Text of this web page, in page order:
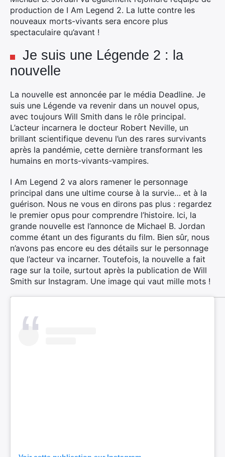
production de I Am Legend 2. La lutte contre les
nouveaux morts-vivants sera encore plus
spectaculaire qu’avant !
Je suis une Légende 2 : la
nouvelle
La nouvelle est annoncée par le média Deadline. Je
suis une Légende va revenir dans un nouvel opus,
avec toujours Will Smith dans le rôle principal.
L’acteur incarnera le docteur Robert Neville, un
brillant scientifique devenu l’un des rares survivants
après la pandémie, cette dernière transformant les
humains en morts-vivants-vampires.
I Am Legend 2 va alors ramener le personnage
principal dans une ultime course à la survie… et à la
guérison. Nous ne vous en dirons pas plus : regardez
le premier opus pour comprendre l’histoire. Ici, la
grande nouvelle est l’annonce de Michael B. Jordan
comme étant un des figurants du film. Bien sûr, nous
n’avons pas encore eu des détails sur le personnage
que l’acteur va incarner. Toutefois, la nouvelle a fait
rage sur la toile, surtout après la publication de Will
Smith sur Instagram. Une image qui vaut mille mots !